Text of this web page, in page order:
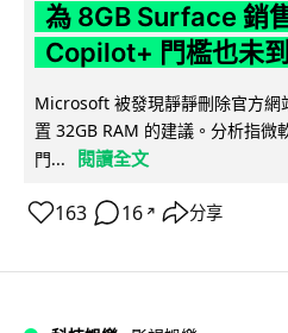
為 8GB Surface 銷
Copilot+ 門檻也未到
Microsoft 被發現靜靜刪除官方網
置 32GB RAM 的建議。分析指微
門...
閱讀全文
163 16 ↗ 分享